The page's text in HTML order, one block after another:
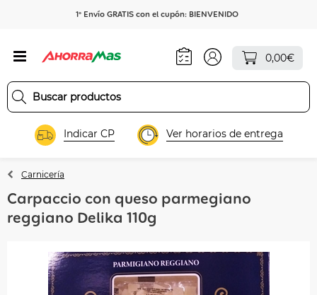
1º Envío GRATIS con el cupón: BIENVENIDO
0,00€
Indicar CP Ver horarios de entrega
Carnicería
Carpaccio con queso parmegiano
reggiano Delika 110g